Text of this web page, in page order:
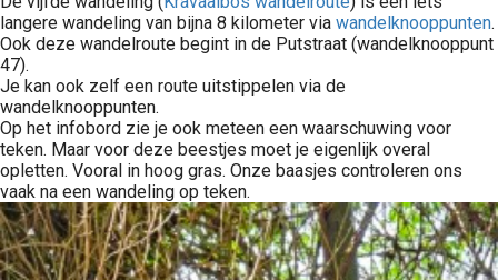
langere wandeling van bijna 8 kilometer via wandelknooppunten.
Ook deze wandelroute begint in de Putstraat (wandelknooppunt
47).
Je kan ook zelf een route uitstippelen via de
wandelknooppunten.
Op het infobord zie je ook meteen een waarschuwing voor
teken. Maar voor deze beestjes moet je eigenlijk overal
opletten. Vooral in hoog gras. Onze baasjes controleren ons
vaak na een wandeling op teken.